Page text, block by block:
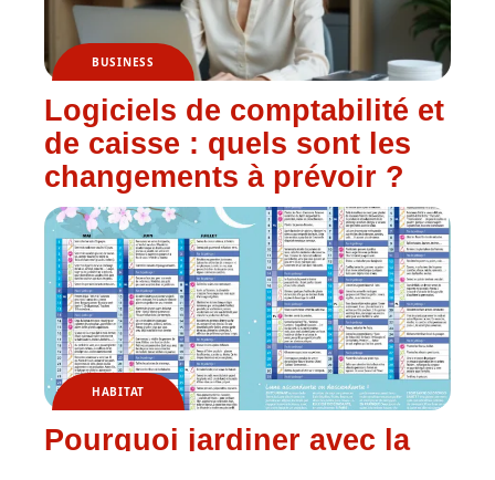
BUSINESS
Logiciels de comptabilité et
de caisse : quels sont les
changements à prévoir ?
HABITAT
Pourquoi jardiner avec la